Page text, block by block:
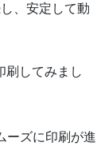
、安定して動
刷してみまし
ーズに印刷が進